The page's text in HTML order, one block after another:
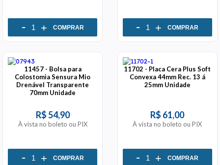
- + COMPRAR - + COMPRAR
11457 - Bolsa para
Colostomia Sensura Mio
Drenável Transparente
70mm Unidade
R$ 54,90
À vista no boleto ou PIX
- + COMPRAR
11702 - Placa Cera Plus Soft
Convexa 44mm Rec. 13 á
25mm Unidade
R$ 61,00
À vista no boleto ou PIX
- + COMPRAR